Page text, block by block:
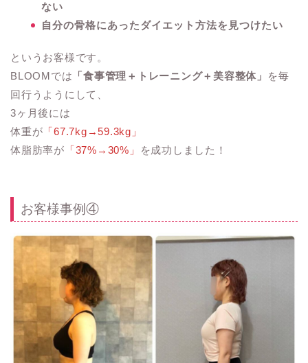
ない
自分の骨格にあったダイエット方法を見つけたい
というお客様です。
BLOOMでは 「食事管理＋トレーニング＋美容整体」
を毎
回行うようにして、
3ヶ月後には
体重が 「67.7kg→59.3kg」
体脂肪率が 「37%→30%」 を成功しました！
お客様事例④